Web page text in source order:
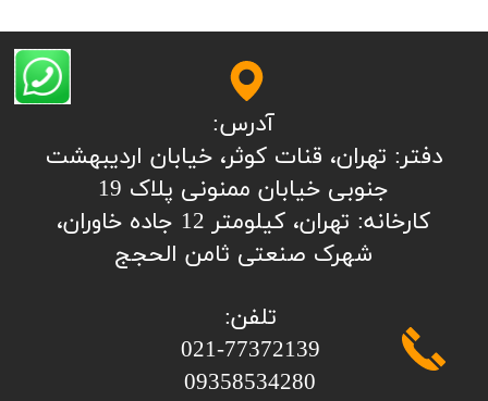
تلفن:
​​​​​​​021-77372139
​​​​​​​09358534280
آدرس:
​​​​​​​​دفتر: تهران، قنات کوثر، خیابان اردیبهشت
جنوبی خیابان ممنونی پلاک 19
کارخانه: تهران، کیلومتر 12 جاده خاوران،
شهرک صنعتی ثامن الحجج